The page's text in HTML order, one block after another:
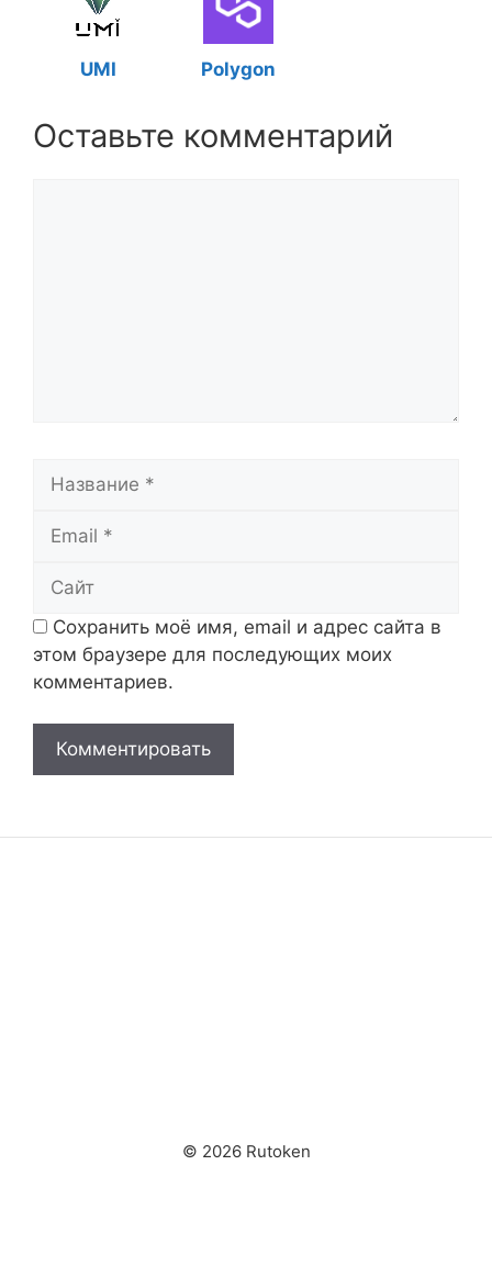
UMI Polygon
Оставьте комментарий
Сохранить моё имя, email и адрес сайта в
этом браузере для последующих моих
комментариев.
© 2026 Rutoken